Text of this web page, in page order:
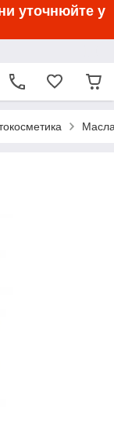
уточнюйте у